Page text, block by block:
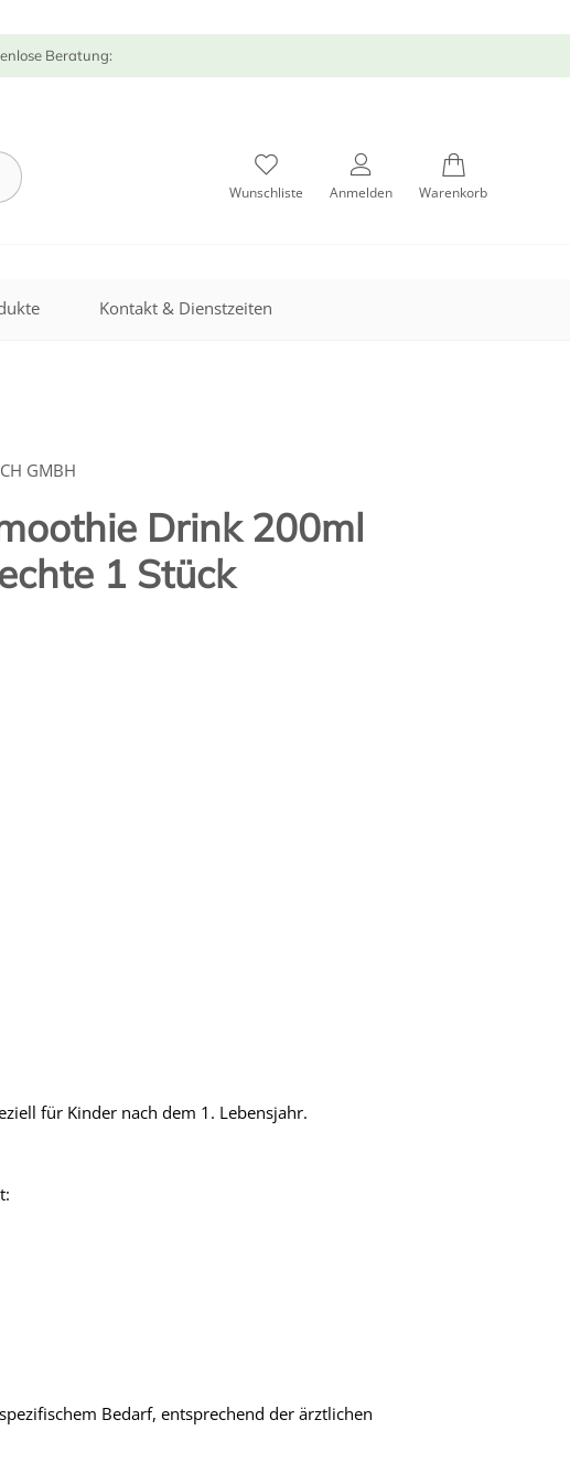
Beratung:
Wunschliste Anmelden Warenkorb
Kontakt & Dienstzeiten
GMBH
Drink 200ml
1 Stück
für Kinder nach dem 1. Lebensjahr.
Bedarf, entsprechend der ärztlichen